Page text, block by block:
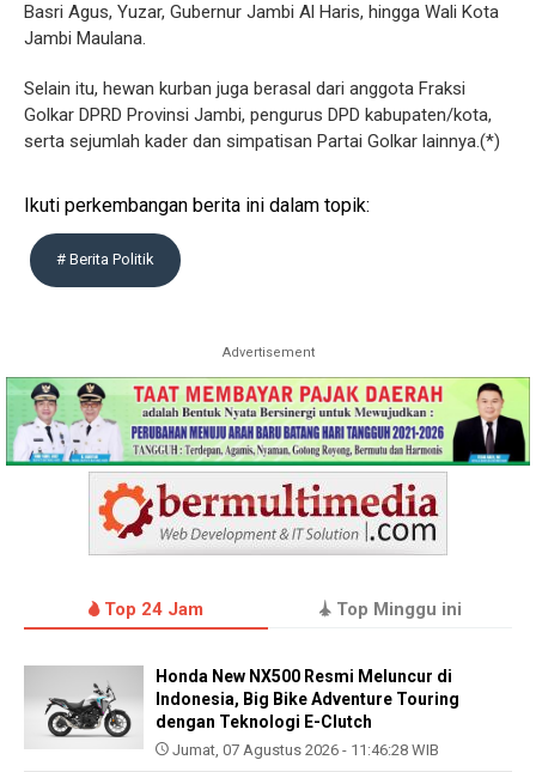
Basri Agus, Yuzar, Gubernur Jambi Al Haris, hingga Wali Kota
Jambi Maulana.
Selain itu, hewan kurban juga berasal dari anggota Fraksi
Golkar DPRD Provinsi Jambi, pengurus DPD kabupaten/kota,
serta sejumlah kader dan simpatisan Partai Golkar lainnya.(*)
Ikuti perkembangan berita ini dalam topik:
# Berita Politik
Advertisement
Top 24 Jam Top Minggu ini
Honda New NX500 Resmi Meluncur di
Indonesia, Big Bike Adventure Touring
dengan Teknologi E-Clutch
Jumat, 07 Agustus 2026 - 11:46:28 WIB